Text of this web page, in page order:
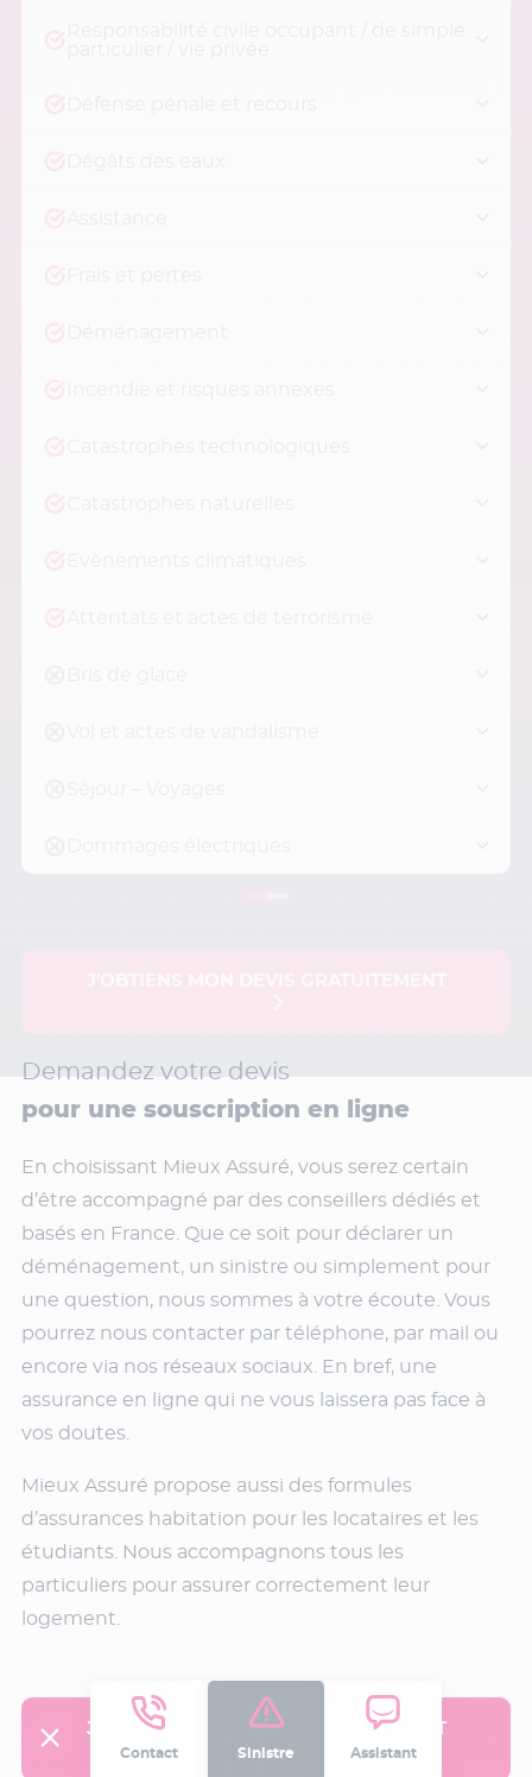
Contact Sinistre Assistant
Demandez votre devis
pour une souscription en ligne
En choisissant Mieux Assuré, vous serez certain
d’être accompagné par des conseillers dédiés et
basés en France. Que ce soit pour déclarer un
déménagement, un sinistre ou simplement pour
une question, nous sommes à votre écoute. Vous
pourrez nous contacter par téléphone, par mail ou
encore via nos réseaux sociaux. En bref, une
assurance en ligne qui ne vous laissera pas face à
vos doutes.
Mieux Assuré propose aussi des formules
d’assurances habitation pour les locataires et les
étudiants. Nous accompagnons tous les
particuliers pour assurer correctement leur
logement.
J'OBTIENS MON DEVIS GRATUITEMENT